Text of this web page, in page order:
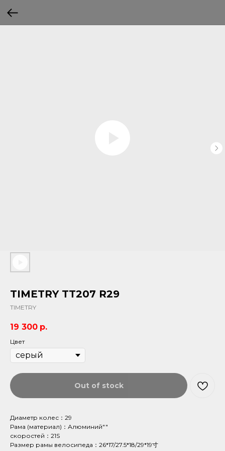
TIMETRY TT207 R29
TIMETRY
19 300 р.
Цвет
Out of stock
Диаметр колес：29
Рама (материал)：Алюминий""
скоростей：21S
Размер рамы велосипеда：26*17/27.5*18/29*19寸